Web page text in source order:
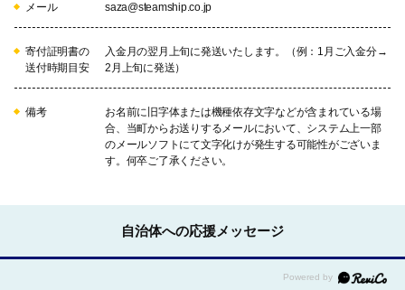
メール saza@steamship.co.jp
寄付証明書の
送付時期目安
入金月の翌月上旬に発送いたします。（例：1月ご入金分→
2月上旬に発送）
備考
お名前に旧字体または機種依存文字などが含まれている場
合、当町からお送りするメールにおいて、システム上一部
のメールソフトにて文字化けが発生する可能性がございま
す。何卒ご了承ください。
自治体への応援メッセージ